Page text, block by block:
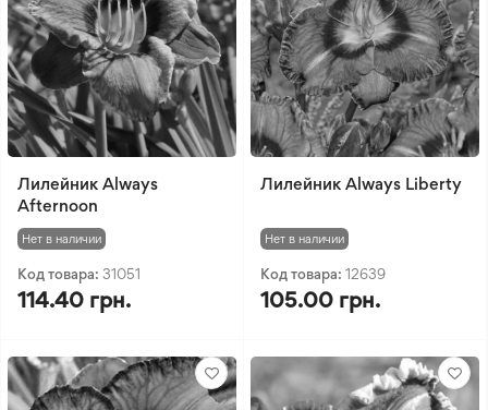
Лилейник Always
Afternoon
Нет в наличии
Код товара: 31051
114.40 грн.
Лилейник Always Liberty
Нет в наличии
Код товара: 12639
105.00 грн.